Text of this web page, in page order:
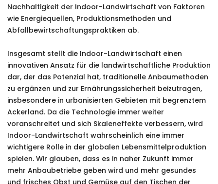
Nachhaltigkeit der Indoor-Landwirtschaft von Faktoren
wie Energiequellen, Produktionsmethoden und
Abfallbewirtschaftungspraktiken ab.
Insgesamt stellt die Indoor-Landwirtschaft einen
innovativen Ansatz für die landwirtschaftliche Produktion
dar, der das Potenzial hat, traditionelle Anbaumethoden
zu ergänzen und zur Ernährungssicherheit beizutragen,
insbesondere in urbanisierten Gebieten mit begrenztem
Ackerland. Da die Technologie immer weiter
voranschreitet und sich Skaleneffekte verbessern, wird
Indoor-Landwirtschaft wahrscheinlich eine immer
wichtigere Rolle in der globalen Lebensmittelproduktion
spielen. Wir glauben, dass es in naher Zukunft immer
mehr Anbaubetriebe geben wird und mehr gesundes
und frisches Obst und Gemüse auf den Tischen der